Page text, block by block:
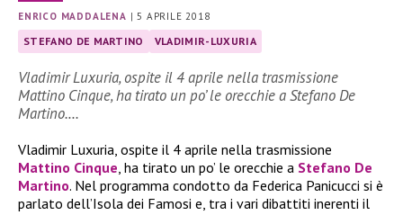
ENRICO MADDALENA | 5 APRILE 2018
STEFANO DE MARTINO VLADIMIR-LUXURIA
Vladimir Luxuria, ospite il 4 aprile nella trasmissione
Mattino Cinque, ha tirato un po’ le orecchie a Stefano De
Martino.…
Vladimir Luxuria, ospite il 4 aprile nella trasmissione
Mattino Cinque , ha tirato un po’ le orecchie a Stefano De
Martino. Nel programma condotto da Federica Panicucci si è
parlato dell’Isola dei Famosi e, tra i vari dibattiti inerenti il